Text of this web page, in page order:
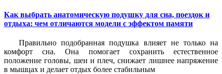
Как выбрать анатомическую подушку для сна, поездок и
отдыха: чем отличаются модели с эффектом памяти
Правильно подобранная подушка влияет не только на
комфорт сна. Она помогает сохранить естественное
положение головы, шеи и плеч, снижает лишнее напряжение
в мышцах и делает отдых более стабильным